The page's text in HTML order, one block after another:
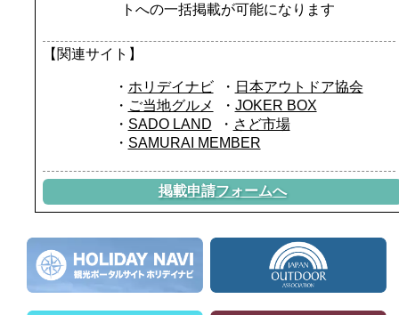
トへの一括掲載が可能になります
【関連サイト】
ホリデイナビ
日本アウトドア協会
ご当地グルメ
JOKER BOX
SADO LAND
さど市場
SAMURAI MEMBER
掲載申請フォームへ